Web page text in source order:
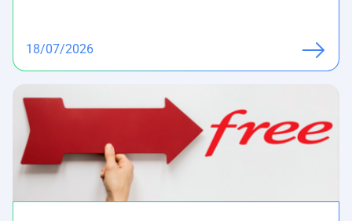
18/07/2026